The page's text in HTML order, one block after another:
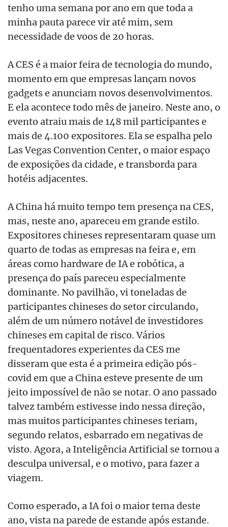
tenho uma semana por ano em que toda a
minha pauta parece vir até mim, sem
necessidade de voos de 20 horas.
A CES é a maior feira de tecnologia do mundo,
momento em que empresas lançam novos
gadgets e anunciam novos desenvolvimentos.
E ela acontece todo mês de janeiro. Neste ano, o
evento atraiu mais de 148 mil participantes e
mais de 4.100 expositores. Ela se espalha pelo
Las Vegas Convention Center, o maior espaço
de exposições da cidade, e transborda para
hotéis adjacentes.
A China há muito tempo tem presença na CES,
mas, neste ano, apareceu em grande estilo.
Expositores chineses representaram quase um
quarto de todas as empresas na feira e, em
áreas como hardware de IA e robótica, a
presença do país pareceu especialmente
dominante. No pavilhão, vi toneladas de
participantes chineses do setor circulando,
além de um número notável de investidores
chineses em capital de risco. Vários
frequentadores experientes da CES me
disseram que esta é a primeira edição pós-
covid em que a China esteve presente de um
jeito impossível de não se notar. O ano passado
talvez também estivesse indo nessa direção,
mas muitos participantes chineses teriam,
segundo relatos, esbarrado em negativas de
visto. Agora, a Inteligência Artificial se tornou a
desculpa universal, e o motivo, para fazer a
viagem.
Como esperado, a IA foi o maior tema deste
ano, vista na parede de estande após estande.